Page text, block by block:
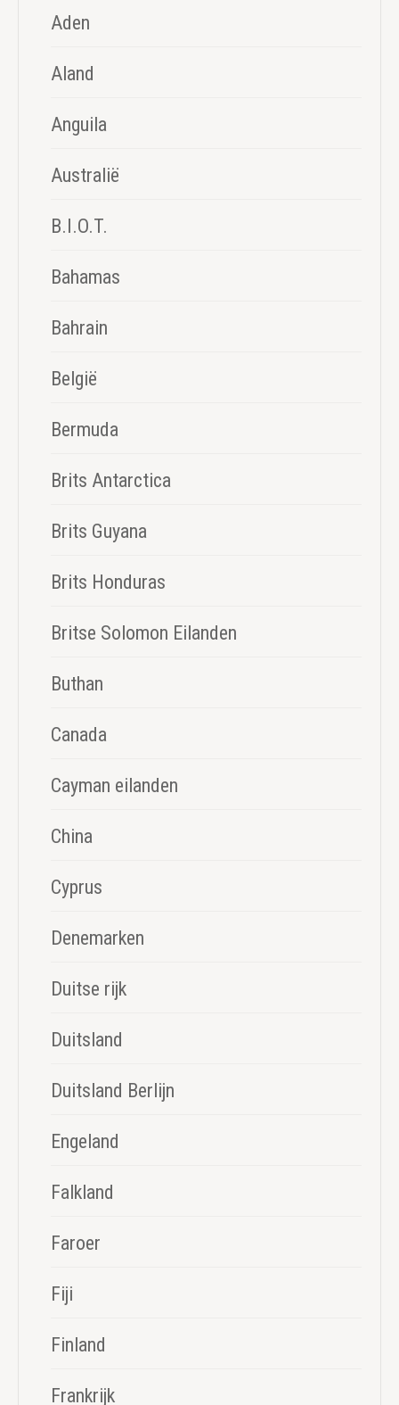
Aden
Aland
Anguila
Australië
B.I.O.T.
Bahamas
Bahrain
België
Bermuda
Brits Antarctica
Brits Guyana
Brits Honduras
Britse Solomon Eilanden
Buthan
Canada
Cayman eilanden
China
Cyprus
Denemarken
Duitse rijk
Duitsland
Duitsland Berlijn
Engeland
Falkland
Faroer
Fiji
Finland
Frankrijk